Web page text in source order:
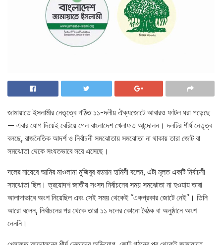
জামায়াতে ইসলামীর নেতৃত্বে গঠিত ১১-দলীয় ঐক্যজোটে আবারও ফাটল ধরা পড়েছে
— এবার যোগ দিয়েই বেরিয়ে গেল বাংলাদেশ খেলাফত আন্দোলন। দলটির শীর্ষ নেতৃত্ব
বলছে, রাজনৈতিক আদর্শ ও নির্বাচনী সমঝোতায় সমঝোতা না থাকায় তারা জোট বা
সমঝোতা থেকে সংযতভাবে সরে এসেছে।
দলের নায়েবে আমির মাওলানা মুজিবুর রহমান হামিদী বলেন, এটা মূলত একটি নির্বাচনী
সমঝোতা ছিল। ত্রয়োদশ জাতীয় সংসদ নির্বাচনের সময় সমঝোতা না হওয়ায় তারা
আলাদাভাবে অংশ নিয়েছিল এবং সেই সময় থেকেই ‘‘একপ্রকার জোটে নেই’’। তিনি
আরো বলেন, নির্বাচনের পর থেকে তারা ১১ দলের কোনো বৈঠক বা অনুষ্ঠানে অংশ
নেননি।